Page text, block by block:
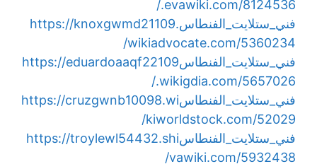
.evawiki.com/8124536/
فني_ستلايت_الفنطاسhttps://knoxgwmd21109.
wikiadvocate.com/5360234/
فني_ستلايت_الفنطاسhttps://eduardoaaqf22109
.wikigdia.com/5657026/
فني_ستلايت_الفنطاسhttps://cruzgwnb10098.wi
kiworldstock.com/52029/
فني_ستلايت_الفنطاسhttps://troylewl54432.shi
vawiki.com/5932438/